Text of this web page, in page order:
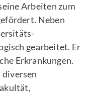
Arbeiten zum
Neben
gearbeitet. Er
Erkrankungen.